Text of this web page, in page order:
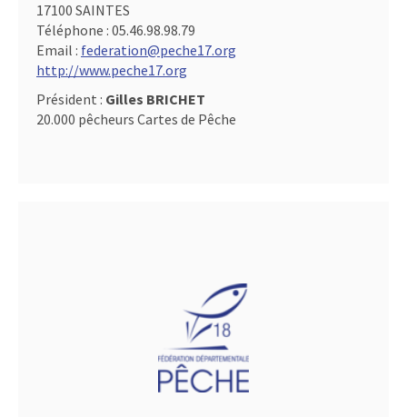
17100 SAINTES
Téléphone : 05.46.98.98.79
Email : federation@peche17.org
http://www.peche17.org
Président : Gilles BRICHET
20.000 pêcheurs Cartes de Pêche